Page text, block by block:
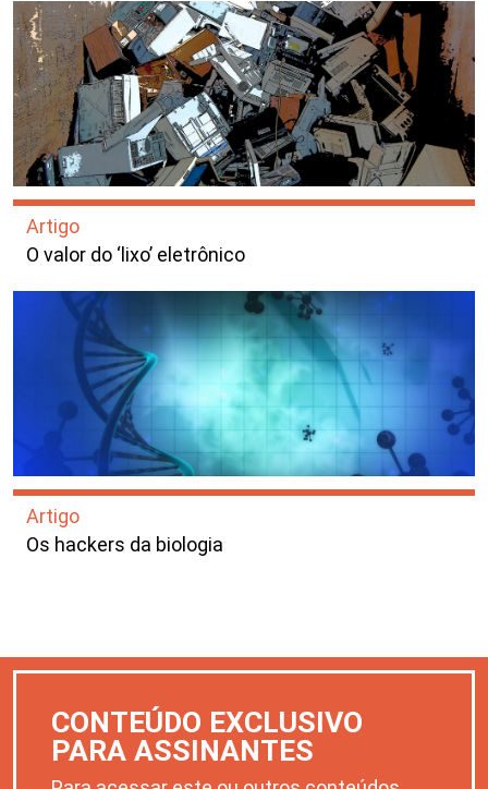
Artigo
O valor do ‘lixo’ eletrônico
Artigo
Os hackers da biologia
CONTEÚDO EXCLUSIVO
PARA ASSINANTES